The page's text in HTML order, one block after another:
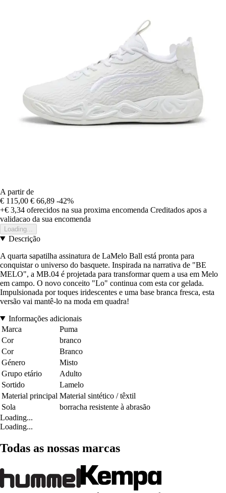
A partir de
€ 115,00 € 66,89 -42%
+€ 3,34 oferecidos na sua proxima encomenda Creditados apos a
validacao da sua encomenda
Loading...
Descrição
A quarta sapatilha assinatura de LaMelo Ball está pronta para
conquistar o universo do basquete. Inspirada na narrativa de "BE
MELO", a MB.04 é projetada para transformar quem a usa em Melo
em campo. O novo conceito "Lo" continua com esta cor gelada.
Impulsionada por toques iridescentes e uma base branca fresca, esta
versão vai mantê-lo na moda em quadra!
Informações adicionais
Marca
Puma
Cor
branco
Cor
Branco
Género
Misto
Grupo etário
Adulto
Sortido
Lamelo
Material principal Material sintético / têxtil
Sola
borracha resistente à abrasão
Loading...
Loading...
Todas as nossas marcas